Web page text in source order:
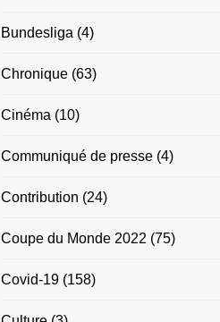
Bundesliga (4)
Chronique (63)
Cinéma (10)
Communiqué de presse (4)
Contribution (24)
Coupe du Monde 2022 (75)
Covid-19 (158)